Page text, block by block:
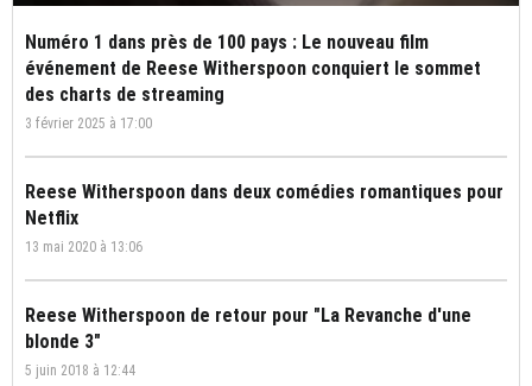
Numéro 1 dans près de 100 pays : Le nouveau film
événement de Reese Witherspoon conquiert le sommet
des charts de streaming
3 février 2025 à 17:00
Reese Witherspoon dans deux comédies romantiques pour
Netflix
13 mai 2020 à 13:06
Reese Witherspoon de retour pour "La Revanche d'une
blonde 3"
5 juin 2018 à 12:44